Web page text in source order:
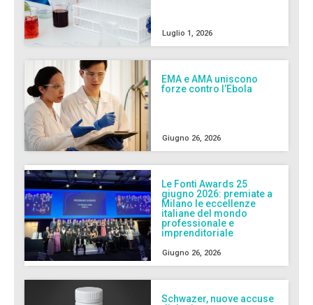
Luglio 1, 2026
EMA e AMA uniscono
forze contro l’Ebola
Giugno 26, 2026
Le Fonti Awards 25
giugno 2026: premiate a
Milano le eccellenze
italiane del mondo
professionale e
imprenditoriale
Giugno 26, 2026
Schwazer, nuove accuse